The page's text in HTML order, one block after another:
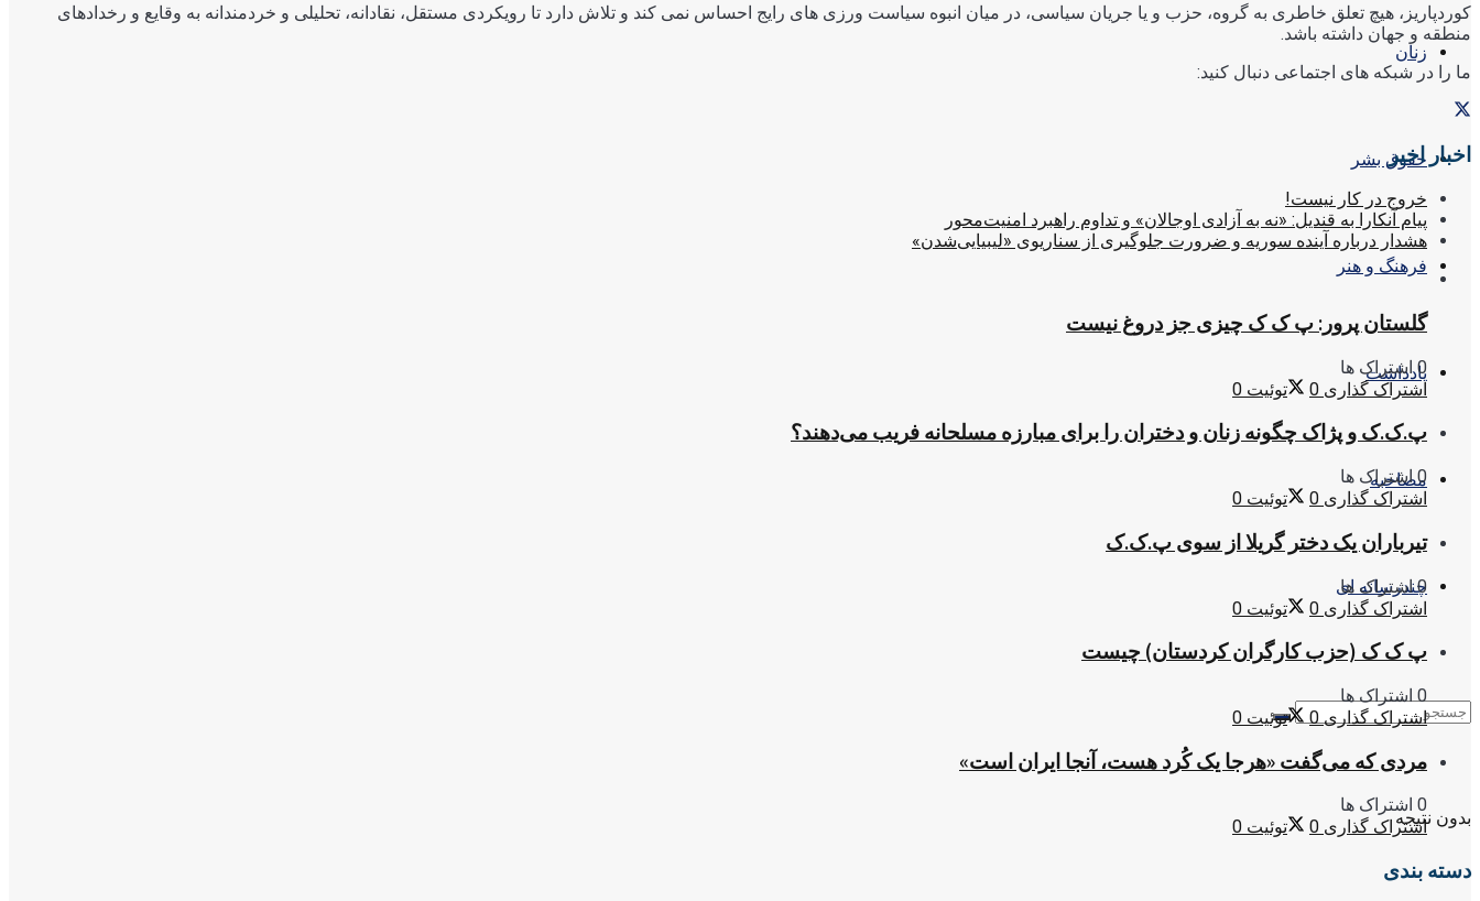
زنان
حقوق بشر
فرهنگ و هنر
یادداشت
مصاحبه
چندرسانه ای
بدون نتیجه
کوردپاریز، هیچ تعلق خاطری به گروه، حزب و یا جریان سیاسی، در میان انبوه سیاست ورزی های رایج احساس نمی کند و تلاش دارد تا رویکردی مستقل، نقادانه، تحلیلی و خردمندانه به وقایع و رخدادهای
منطقه و جهان داشته باشد.
ما را در شبکه های اجتماعی دنبال کنید:
اخبار اخیر
خروج در کار نیست!
پیام آنکارا به قندیل: «نه به آزادی اوجالان» و تداوم راهبرد امنیت‌محور
هشدار درباره آینده سوریه و ضرورت جلوگیری از سناریوی «لیبیایی‌شدن»
گلستان پرور: پ ک ک چیزی جز دروغ نیست
0 اشتراک ها
اشتراک گذاری 0 توئیت 0
پ.ک.ک و پژاک چگونه زنان و دختران را برای مبارزه مسلحانه فریب می‌دهند؟
0 اشتراک ها
اشتراک گذاری 0 توئیت 0
تیرباران یک دختر گریلا از سوی پ.ک.ک
0 اشتراک ها
اشتراک گذاری 0 توئیت 0
پ ک ک (حزب کارگران کردستان) چیست
0 اشتراک ها
اشتراک گذاری 0 توئیت 0
مردی که می‌گفت «هرجا یک کُرد هست، آنجا ایران است»
0 اشتراک ها
اشتراک گذاری 0 توئیت 0
دسته بندی